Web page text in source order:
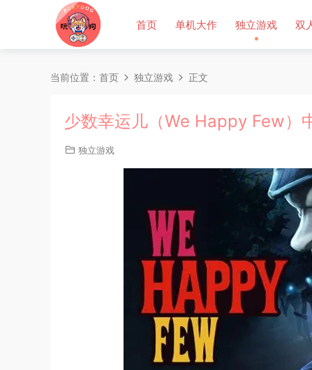
首页 单机大作 独立游戏 双
当前位置： 首页 独立游戏 正文
少数幸运儿（We Happy Few）
独立游戏